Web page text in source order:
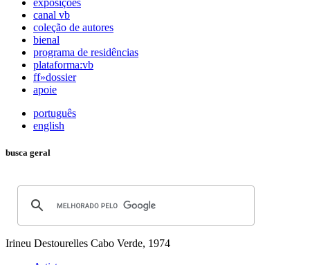
canal vb
coleção de autores
bienal
programa de residências
plataforma:vb
ff»dossier
apoie
português
english
busca geral
Irineu Destourelles Cabo Verde, 1974